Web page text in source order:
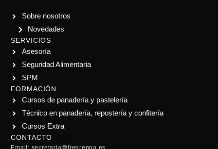
Sobre nosotros
Novedades
SERVICIOS
Asesoría
Seguridad Alimentaria
SPM
FORMACIÓN
Cursos de panadería y pastelería
Técnico en panadería, repostería y confitería
Cursos Extra
CONTACTO
Email: secretaria@fregreppa.es